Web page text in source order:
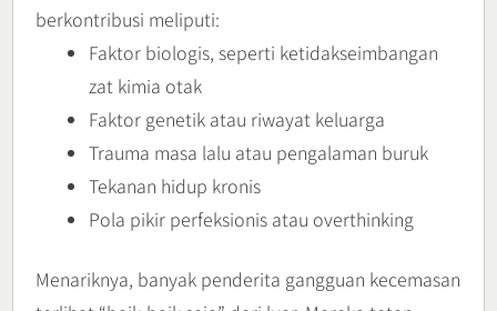
berkontribusi meliputi:
Faktor biologis, seperti ketidakseimbangan
zat kimia otak
Faktor genetik atau riwayat keluarga
Trauma masa lalu atau pengalaman buruk
Tekanan hidup kronis
Pola pikir perfeksionis atau overthinking
Menariknya, banyak penderita gangguan kecemasan